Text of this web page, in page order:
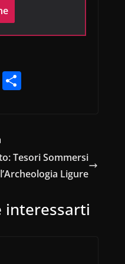
T
vi
di
Tesori Sommersi
Ligure
interessarti